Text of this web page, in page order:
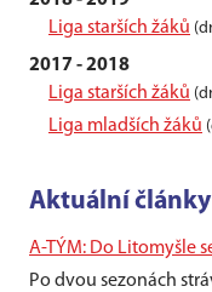
Liga starších žáků
2017 - 2018
Liga starších žáků
Liga mladších žáků
Aktuální články
A-TÝM: Do Litomyšle
Po dvou sezonách